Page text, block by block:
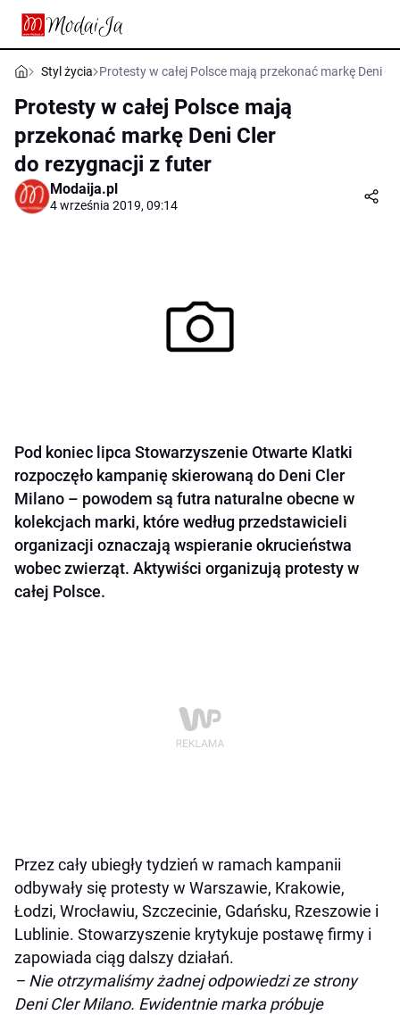
Styl życia Protesty w całej Polsce mają przekonać markę Deni
Protesty w całej Polsce mają
przekonać markę Deni Cler
do rezygnacji z futer
Modaija.pl
4 września 2019, 09:14
Pod koniec lipca Stowarzyszenie Otwarte Klatki
rozpoczęło kampanię skierowaną do Deni Cler
Milano – powodem są futra naturalne obecne w
kolekcjach marki, które według przedstawicieli
organizacji oznaczają wspieranie okrucieństwa
wobec zwierząt. Aktywiści organizują protesty w
całej Polsce.
Przez cały ubiegły tydzień w ramach kampanii
odbywały się protesty w Warszawie, Krakowie,
Łodzi, Wrocławiu, Szczecinie, Gdańsku, Rzeszowie i
Lublinie. Stowarzyszenie krytykuje postawę firmy i
zapowiada ciąg dalszy działań.
– Nie otrzymaliśmy żadnej odpowiedzi ze strony
Deni Cler Milano. Ewidentnie marka próbuje